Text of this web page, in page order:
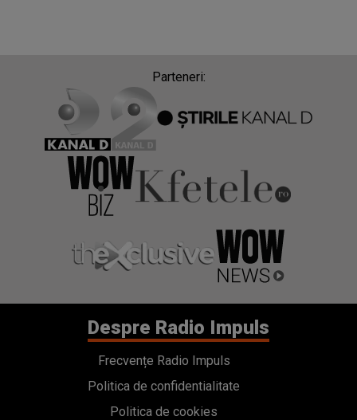
Parteneri:
Despre Radio Impuls
Frecvențe Radio Impuls
Politica de confidentialitate
Politica de cookies